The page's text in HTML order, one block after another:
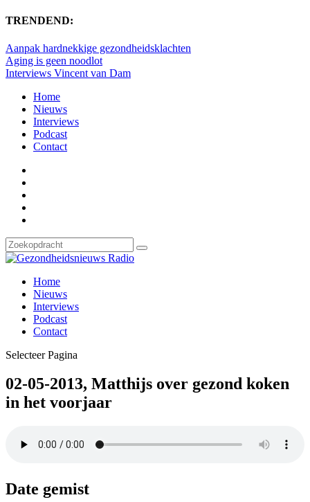
TRENDEND:
Aanpak hardnekkige gezondheidsklachten
Aging is geen noodlot
Interviews Vincent van Dam
Home
Nieuws
Interviews
Podcast
Contact
Home
Nieuws
Interviews
Podcast
Contact
Selecteer Pagina
02-05-2013, Matthijs over gezond koken
in het voorjaar
Date gemist